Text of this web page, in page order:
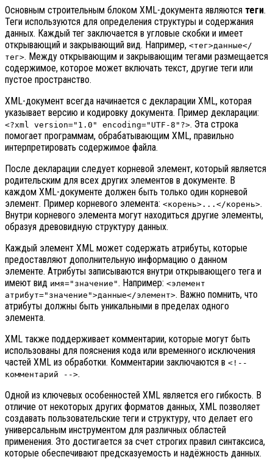
Основным строительным блоком XML-документа являются теги.
Теги используются для определения структуры и содержания
данных. Каждый тег заключается в угловые скобки и имеет
открывающий и закрывающий вид. Например, <тег>данные</
тег>. Между открывающим и закрывающим тегами размещается
содержимое, которое может включать текст, другие теги или
пустое пространство.
XML-документ всегда начинается с декларации XML, которая
указывает версию и кодировку документа. Пример декларации:
<?xml version="1.0" encoding="UTF-8"?>. Эта строка
помогает программам, обрабатывающим XML, правильно
интерпретировать содержимое файла.
После декларации следует корневой элемент, который является
родительским для всех других элементов в документе. В
каждом XML-документе должен быть только один корневой
элемент. Пример корневого элемента: <корень>...</корень>.
Внутри корневого элемента могут находиться другие элементы,
образуя древовидную структуру данных.
Каждый элемент XML может содержать атрибуты, которые
предоставляют дополнительную информацию о данном
элементе. Атрибуты записываются внутри открывающего тега и
имеют вид имя="значение" . Например: <элемент
атрибут="значение">данные</элемент>. Важно помнить, что
атрибуты должны быть уникальными в пределах одного
элемента.
XML также поддерживает комментарии, которые могут быть
использованы для пояснения кода или временного исключения
частей XML из обработки. Комментарии заключаются в <!--
комментарий -->.
Одной из ключевых особенностей XML является его гибкость. В
отличие от некоторых других форматов данных, XML позволяет
создавать пользовательские теги и структуру, что делает его
универсальным инструментом для различных областей
применения. Это достигается за счет строгих правил синтаксиса,
которые обеспечивают предсказуемость и надёжность данных.